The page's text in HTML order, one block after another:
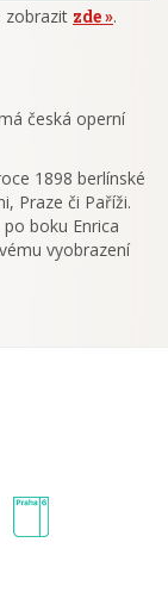
zobrazit zde .
česká operní
1898 berlínské
Praze či Paříži.
boku Enrica
vyobrazení